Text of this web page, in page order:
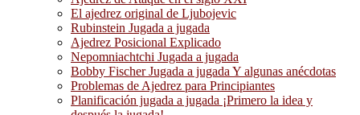
El ajedrez original de Ljubojevic
Rubinstein Jugada a jugada
Ajedrez Posicional Explicado
Nepomniachtchi Jugada a jugada
Bobby Fischer Jugada a jugada Y algunas anécdotas
Problemas de Ajedrez para Principiantes
Planificación jugada a jugada ¡Primero la idea y